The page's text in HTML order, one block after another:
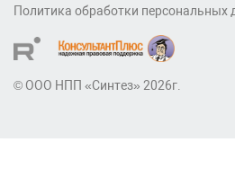
Политика обработки персональных
© ООО НПП «Синтез» 2026г.